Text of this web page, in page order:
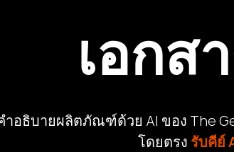
เอกส
ำอธิบายผลิตภัณฑ์ด้วย AI ของ The
โดยตรง รับคีย์